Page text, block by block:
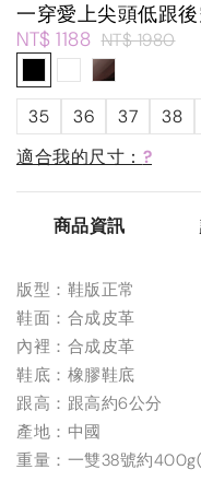
一穿愛上尖頭低跟
NT$ 1188 NT$ 1980
35 36 37 38
適合我的尺寸： ?
商品資訊
版型：鞋版正常
鞋面：合成皮革
內裡：合成皮革
鞋底：橡膠鞋底
跟高：跟高約6公分
產地：中國
重量：一雙38號約